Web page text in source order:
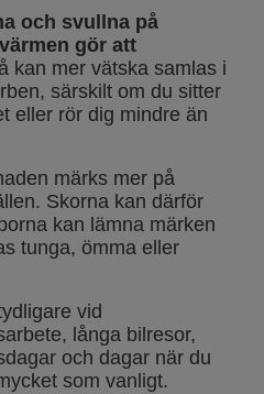
och svullna på
gör att
kan mer vätska samlas i
särskilt om du sitter
eller rör dig mindre än
märks mer på
Skorna kan därför
kan lämna märken
tunga, ömma eller
vid
långa bilresor,
och dagar när du
som vanligt.